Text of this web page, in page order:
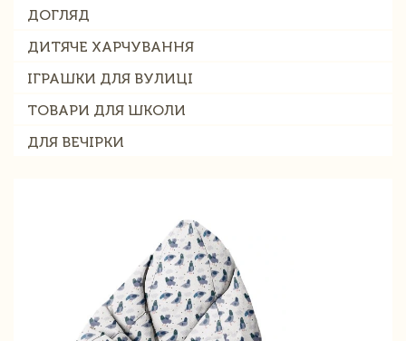
ДОГЛЯД
ДИТЯЧЕ ХАРЧУВАННЯ
ІГРАШКИ ДЛЯ ВУЛИЦІ
ТОВАРИ ДЛЯ ШКОЛИ
ДЛЯ ВЕЧІРКИ